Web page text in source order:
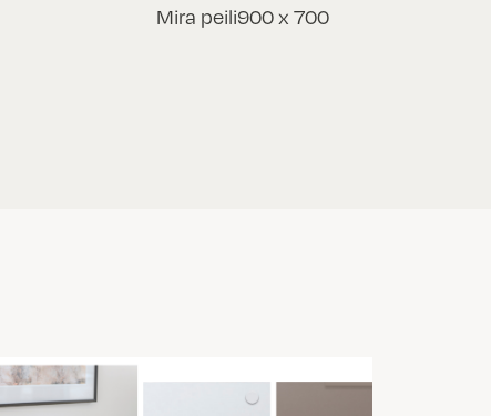
Mira peili900 x 700